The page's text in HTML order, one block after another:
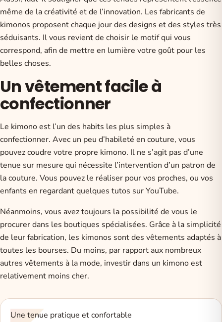
même de la créativité et de l’innovation. Les fabricants de
kimonos proposent chaque jour des designs et des styles très
séduisants. Il vous revient de choisir le motif qui vous
correspond, afin de mettre en lumière votre goût pour les
belles choses.
Un vêtement facile à
confectionner
Le kimono est l’un des habits les plus simples à
confectionner. Avec un peu d’habileté en couture, vous
pouvez coudre votre propre kimono. Il ne s’agit pas d’une
tenue sur mesure qui nécessite l’intervention d’un patron de
la couture. Vous pouvez le réaliser pour vos proches, ou vos
enfants en regardant quelques tutos sur YouTube.
Néanmoins, vous avez toujours la possibilité de vous le
procurer dans les boutiques spécialisées. Grâce à la simplicité
de leur fabrication, les kimonos sont des vêtements adaptés à
toutes les bourses. Du moins, par rapport aux nombreux
autres vêtements à la mode, investir dans un kimono est
relativement moins cher.
Une tenue pratique et confortable